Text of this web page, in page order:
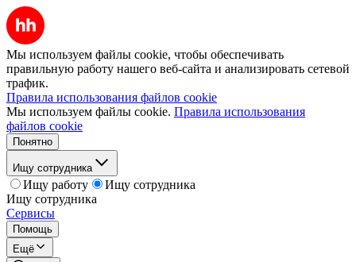
Мы используем файлы cookie, чтобы обеспечивать
правильную работу нашего веб-сайта и анализировать сетевой
трафик.
Правила использования файлов cookie
Мы используем файлы cookie. Правила использования
файлов cookie
Понятно
Ищу сотрудника
Ищу работу
Ищу сотрудника
Ищу сотрудника
Сервисы
Помощь
Ещё